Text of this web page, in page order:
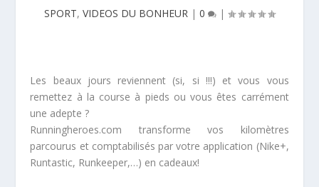
SPORT, VIDEOS DU BONHEUR | 0 |
Les beaux jours reviennent (si, si !!!) et vous vous
remettez à la course à pieds ou vous êtes carrément
une adepte ?
Runningheroes.com transforme vos kilomètres
parcourus et comptabilisés par votre application (Nike+,
Runtastic, Runkeeper,…) en cadeaux!